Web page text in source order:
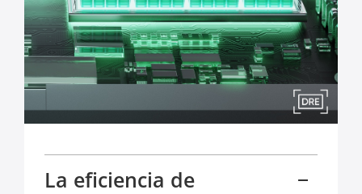
La eficiencia de